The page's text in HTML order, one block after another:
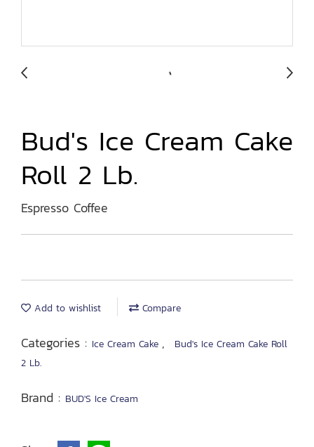
Bud's Ice Cream Cake
Roll 2 Lb.
Espresso Coffee
Add to wishlist Compare
Categories : Ice Cream Cake ,
Bud's Ice Cream Cake Roll
2 Lb.
Brand : BUD'S Ice Cream